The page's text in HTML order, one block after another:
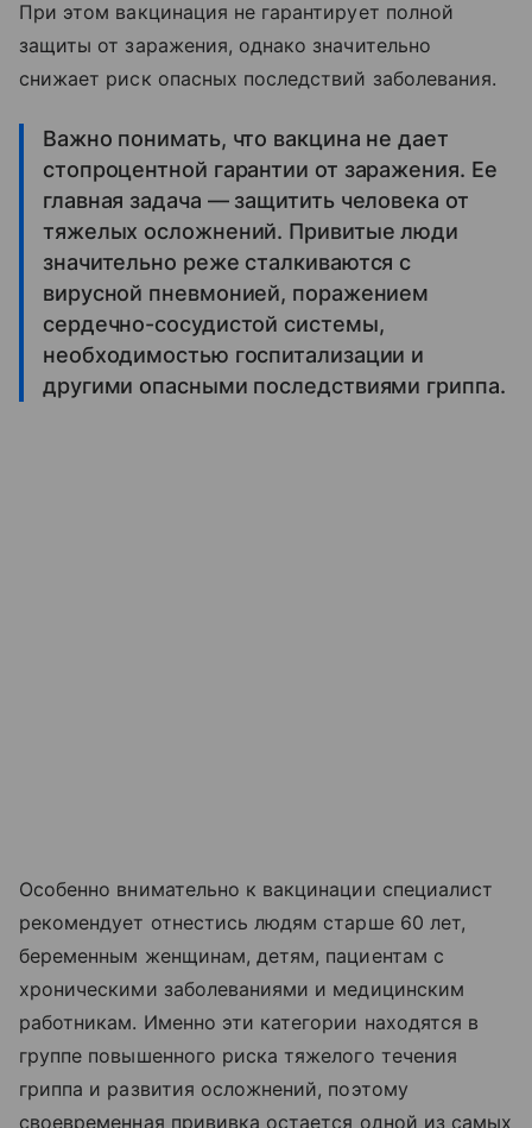
При этом вакцинация не гарантирует полной
защиты от заражения, однако значительно
снижает риск опасных последствий заболевания.
Важно понимать, что вакцина не дает
стопроцентной гарантии от заражения. Ее
главная задача — защитить человека от
тяжелых осложнений. Привитые люди
значительно реже сталкиваются с
вирусной пневмонией, поражением
сердечно-сосудистой системы,
необходимостью госпитализации и
другими опасными последствиями гриппа.
Особенно внимательно к вакцинации специалист
рекомендует отнестись людям старше 60 лет,
беременным женщинам, детям, пациентам с
хроническими заболеваниями и медицинским
работникам. Именно эти категории находятся в
группе повышенного риска тяжелого течения
гриппа и развития осложнений, поэтому
своевременная прививка остается одной из самых